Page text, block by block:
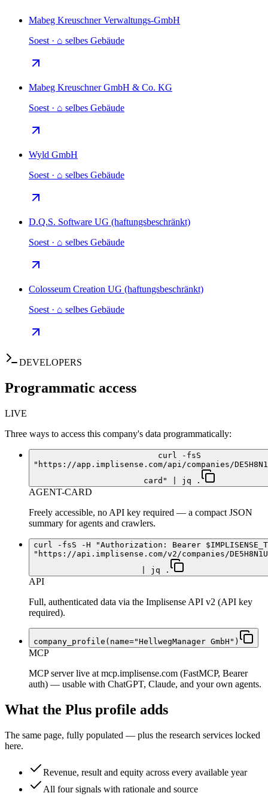
Mabeg Kreuschner Verwaltungs-GmbH
Soest · ⌂ selbes Gebäude
Mabeg Kreuschner GmbH & Co. KG
Soest · ⌂ selbes Gebäude
Wyld GmbH
Soest · ⌂ selbes Gebäude
D.Q.S. Software UG (haftungsbeschränkt)
Soest · ⌂ selbes Gebäude
Colosseum Creation UG (haftungsbeschränkt)
Soest · ⌂ selbes Gebäude
DEVELOPERS
Programmatic access
LIVE
Three ways to access this company's data programmatically:
curl -fsS
"https://app.implisense.com/api/companies/
card" | jq .
AGENT-CARD
Freely accessible, no API key required — a compact JSON
summary for agents and crawlers.
curl -fsS -H "Authorization: Bearer
"https://api.implisense.com/v2/companies/
| jq .
API
Full, authenticated data via the Implisense API v2 (API key
required).
company_profile(name="HellwegManager GmbH")
MCP
MCP server live at mcp.implisense.com (FastMCP, Bearer
auth) — usable with ChatGPT, Claude, and your own agents.
What the Plus profile adds
The same page, fully populated — plus the research services locked
here.
Revenue, result and equity across every available year
All four signals with rationale and source